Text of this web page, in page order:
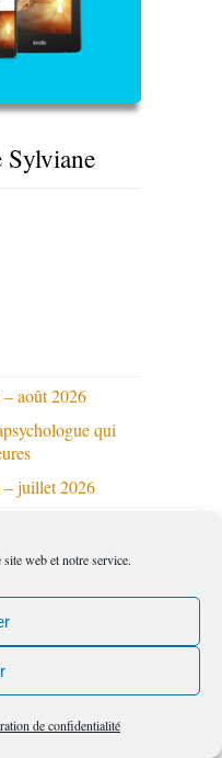
web et notre service.
de confidentialité
Sylviane
– août 2026
qui
– juillet 2026